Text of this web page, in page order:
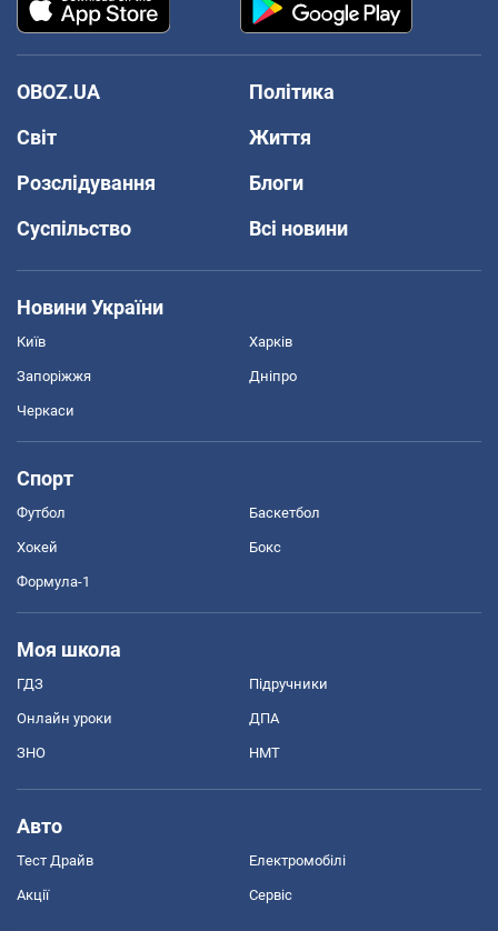
OBOZ.UA
Політика
Світ
Життя
Розслідування
Блоги
Суспільство
Всі новини
Новини України
Київ Харків
Запоріжжя Дніпро
Черкаси
Спорт
Футбол Баскетбол
Хокей Бокс
Формула-1
Моя школа
ГДЗ Підручники
Онлайн уроки ДПА
ЗНО НМТ
Авто
Тест Драйв Електромобілі
Акції Сервіс